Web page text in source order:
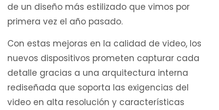
de un diseño más estilizado que vimos por
primera vez el año pasado.
Con estas mejoras en la calidad de video, los
nuevos dispositivos prometen capturar cada
detalle gracias a una arquitectura interna
rediseñada que soporta las exigencias del
video en alta resolución y características